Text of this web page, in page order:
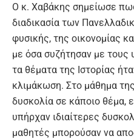
Ο κ. Χαβάκης σημείωσε
διαδικασία των
φυσικής, της οικονομίας
με όσα συζήτησαν με τους
τα θέματα της Ιστορίας
κλιμάκωση. Στο μάθημα
δυσκολία σε κάποιο θέμα,
υπήρχαν ιδιαίτερες
μαθητές μπορούσαν να